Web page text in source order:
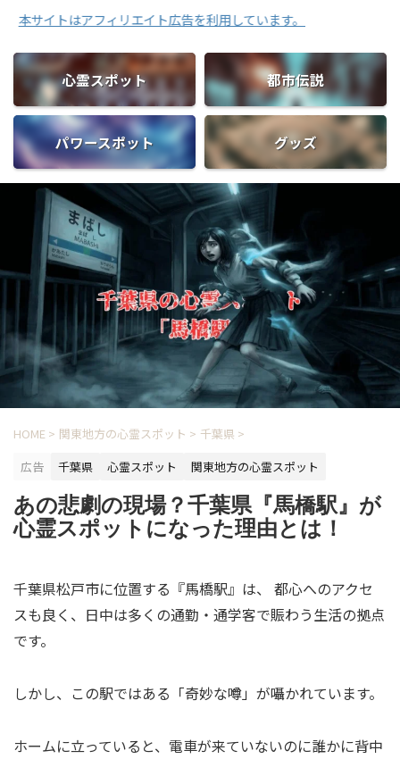
アフィリエイト広告を利用しています。
心霊スポット 都市伝説
パワースポット グッズ
HOME > 関東地方の心霊スポット > 千葉県 >
広告
千葉県 心霊スポット 関東地方の心霊スポット
あの悲劇の現場？千葉県『馬橋駅』が
心霊スポットになった理由とは！
千葉県松戸市に位置する『馬橋駅』は、 都心へのアクセ
スも良く、日中は多くの通勤・通学客で賑わう生活の拠点
です。
しかし、この駅ではある「奇妙な噂」が囁かれています。
ホームに立っていると、電車が来ていないのに誰かに背中